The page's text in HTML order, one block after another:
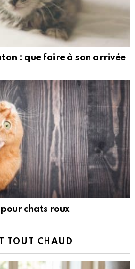
: que faire à son arrivée
chats roux
TOUT CHAUD